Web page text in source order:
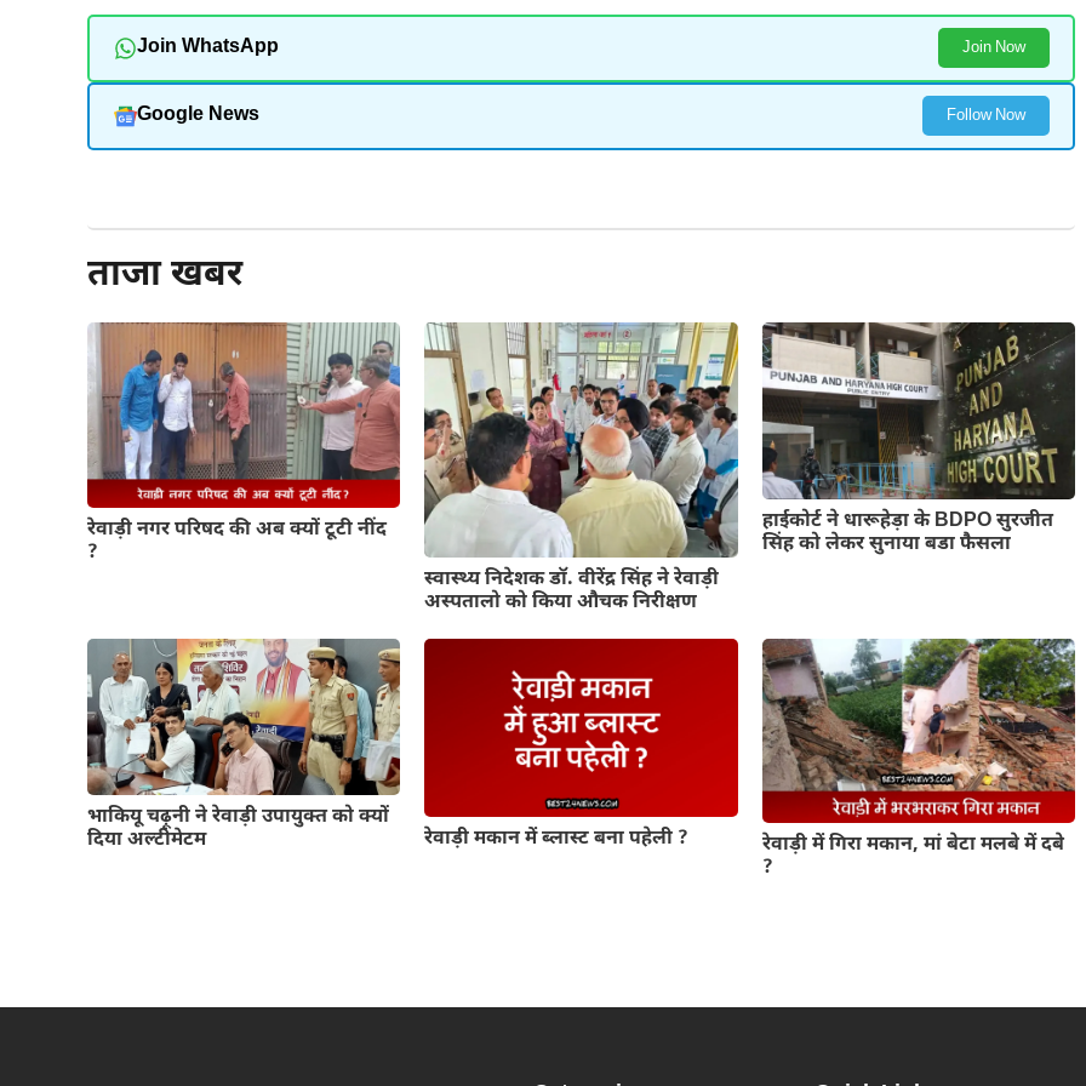
Join WhatsApp Join Now
Google News Follow Now
ताजा खबर
रेवाड़ी नगर परिषद की अब क्यों टूटी नींद
?
स्वास्थ्य निदेशक डॉ. वीरेंद्र सिंह ने रेवाड़ी
अस्पतालो को किया औचक निरीक्षण
हाईकोर्ट ने धारूहेड़ा के BDPO सुरजीत
सिंह को लेकर सुनाया बडा फैसला
भाकियू चढ़ूनी ने रेवाड़ी उपायुक्त को क्यों
दिया अल्टीमेटम
रेवाड़ी मकान में ब्लास्ट बना पहेली ?
रेवाड़ी में गिरा मकान, मां बेटा मलबे में दबे
?